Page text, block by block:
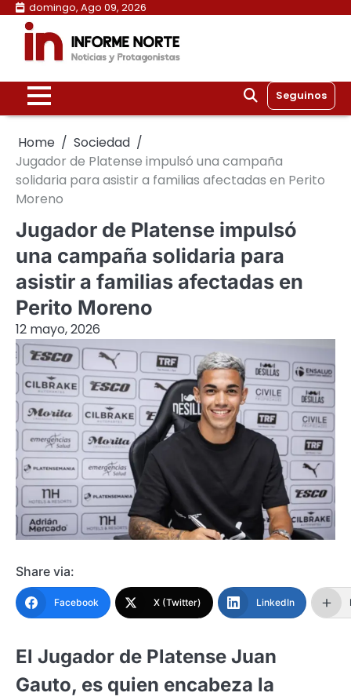
Skip
content
domingo, Ago 09, 2026
Seguinos
Home
Sociedad
Jugador de Platense impulsó una campaña
solidaria para asistir a familias afectadas en Perito
Moreno
Jugador de Platense impulsó
una campaña solidaria para
asistir a familias afectadas en
Perito Moreno
12 mayo, 2026
Share via:
Facebook X (Twitter) LinkedIn
El Jugador de Platense Juan
Gauto, es quien encabeza la